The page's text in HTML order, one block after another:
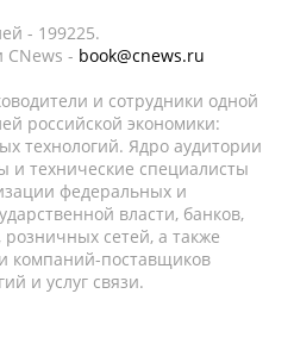
- 199225.
CNews - book@cnews.ru
и сотрудники одной
российской экономики:
технологий. Ядро аудитории
и технические специалисты
федеральных и
власти, банков,
сетей, а также
компаний-поставщиков
и услуг связи.